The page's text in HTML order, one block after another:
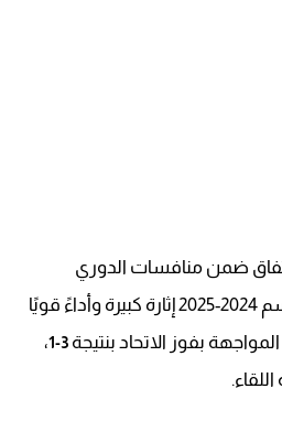
ضمن منافسات الدوري
السعودي للمحترفين موسم 2024-2025 إثارة كبيرة وأداءً قويًا
بفوز الاتحاد بنتيجة 3-1
،